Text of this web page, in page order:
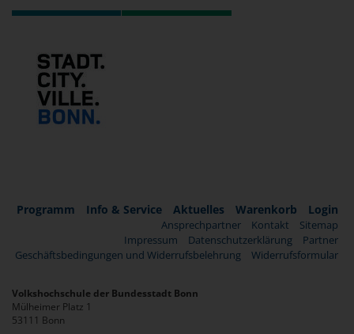
Programm Info & Service Aktuelles Warenkorb Login
Ansprechpartner Kontakt
Sitemap
Impressum
Datenschutzerklärung
Partner
Geschäftsbedingungen und Widerrufsbelehrung
Widerrufsformular
Volkshochschule der Bundesstadt Bonn
Mülheimer Platz 1
53111 Bonn